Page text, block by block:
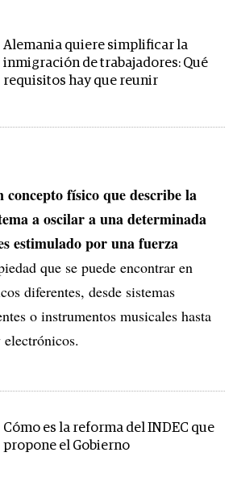
Alemania quiere simplificar la
inmigración de trabajadores: Qué
requisitos hay que reunir
concepto físico que describe la
a oscilar a una determinada
estimulado por una fuerza
que se puede encontrar en
diferentes, desde sistemas
o instrumentos musicales hasta
Cómo es la reforma del INDEC que
propone el Gobierno